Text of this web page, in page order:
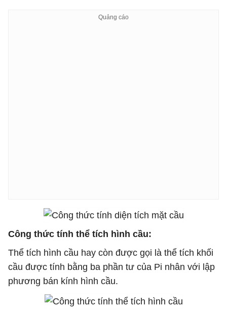
Công thức tính thể tích hình cầu:
Thể tích hình cầu hay còn được gọi là thể tích khối
cầu được tính bằng ba phần tư của Pi nhân với lập
phương bán kính hình cầu.